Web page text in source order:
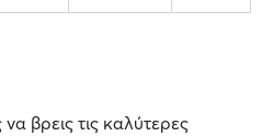
βρεις τις καλύτερες